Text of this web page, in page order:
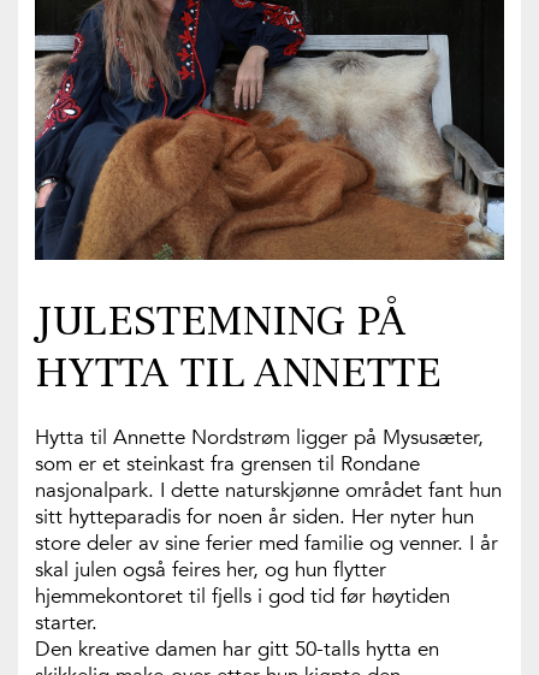
JULESTEMNING PÅ
HYTTA TIL ANNETTE
Hytta til Annette Nordstrøm ligger på Mysusæter,
som er et steinkast fra grensen til Rondane
nasjonalpark. I dette naturskjønne området fant hun
sitt hytteparadis for noen år siden. Her nyter hun
store deler av sine ferier med familie og venner. I år
skal julen også feires her, og hun flytter
hjemmekontoret til fjells i god tid før høytiden
starter.
Den kreative damen har gitt 50-talls hytta en